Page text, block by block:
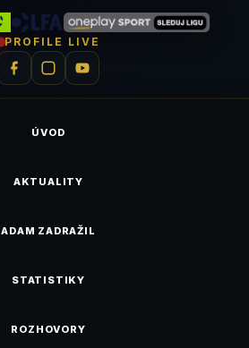
PROFILE LIVE
ÚVOD
AKTUALITY
ADAM ZADRAŽIL
STATISTIKY
ROZHOVORY